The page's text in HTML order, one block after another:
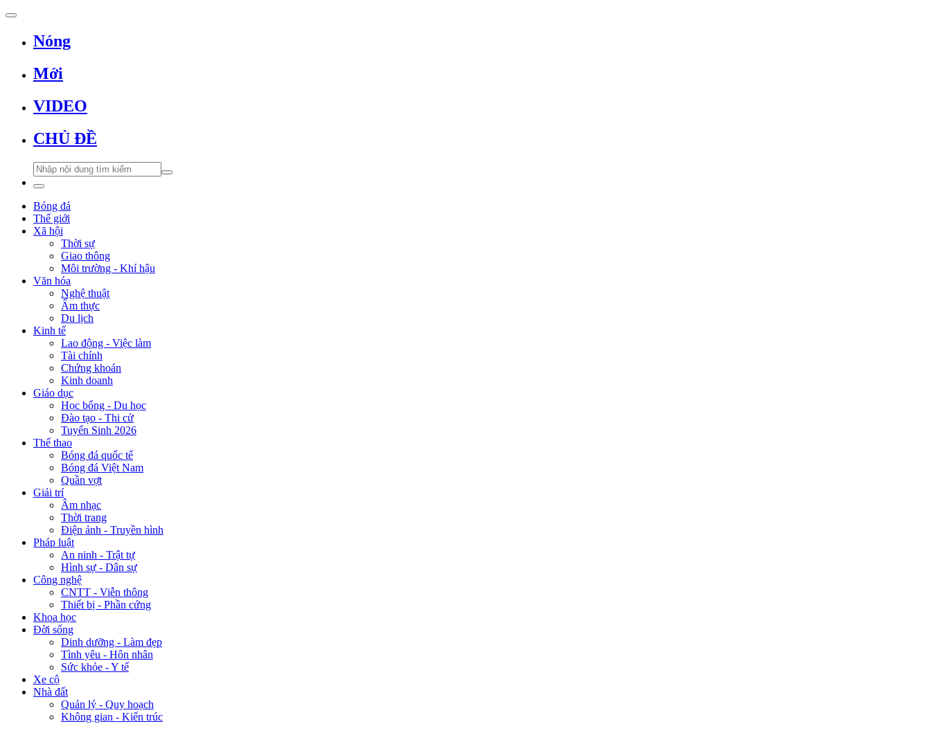
Nóng
Mới
VIDEO
CHỦ ĐỀ
Bóng đá
Thế giới
Xã hội
Thời sự
Giao thông
Môi trường - Khí hậu
Văn hóa
Nghệ thuật
Ẩm thực
Du lịch
Kinh tế
Lao động - Việc làm
Tài chính
Chứng khoán
Kinh doanh
Giáo dục
Học bổng - Du học
Đào tạo - Thi cử
Tuyển Sinh 2026
Thể thao
Bóng đá quốc tế
Bóng đá Việt Nam
Quần vợt
Giải trí
Âm nhạc
Thời trang
Điện ảnh - Truyền hình
Pháp luật
An ninh - Trật tự
Hình sự - Dân sự
Công nghệ
CNTT - Viễn thông
Thiết bị - Phần cứng
Khoa học
Đời sống
Dinh dưỡng - Làm đẹp
Tình yêu - Hôn nhân
Sức khỏe - Y tế
Xe cộ
Nhà đất
Quản lý - Quy hoạch
Không gian - Kiến trúc